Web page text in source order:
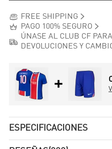
 FREE SHIPPING

PAGO 100% SEGURO

ÚNASE AL CLUB CF
DEVOLUCIONES Y
+
ESPECIFICACIONES